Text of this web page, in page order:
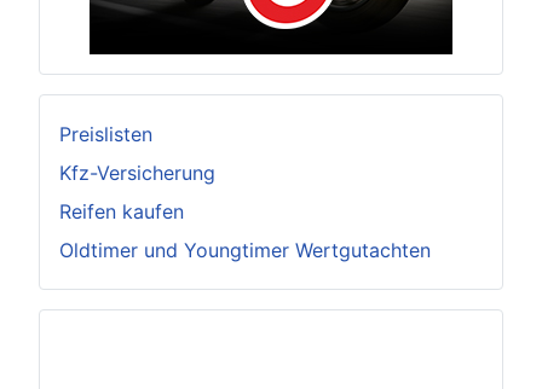
Preislisten
Kfz-Versicherung
Reifen kaufen
Oldtimer und Youngtimer Wertgutachten